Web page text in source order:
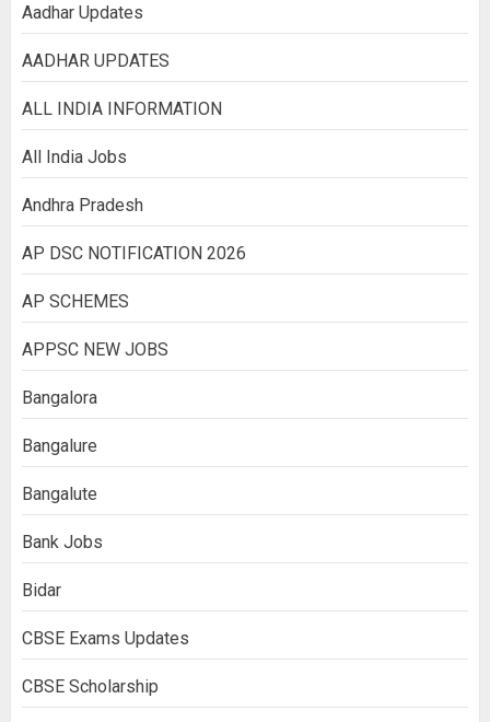
Aadhar Updates
AADHAR UPDATES
ALL INDIA INFORMATION
All India Jobs
Andhra Pradesh
AP DSC NOTIFICATION 2026
AP SCHEMES
APPSC NEW JOBS
Bangalora
Bangalure
Bangalute
Bank Jobs
Bidar
CBSE Exams Updates
CBSE Scholarship